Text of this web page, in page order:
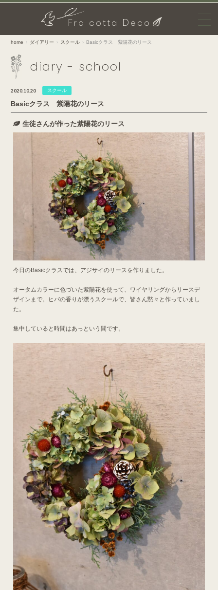
Fra cotta D eco
home ダイアリー スクール Basicクラス 紫陽花のリース
diary - school
2020.10.20 スクール
Basicクラス 紫陽花のリース
生徒さんが作った紫陽花のリース
今日のBasicクラスでは、アジサイのリースを作りました。
オータムカラーに色づいた紫陽花を使って、ワイヤリングからリースデ
ザインまで。ヒバの香りが漂うスクールで、皆さん黙々と作っていまし
た。
集中していると時間はあっという間です。